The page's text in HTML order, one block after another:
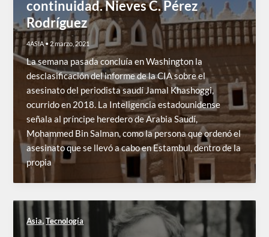
continuidad. Nieves C. Pérez
Rodríguez
4ASIA• 2 marzo, 2021
La semana pasada concluía en Washington la
desclasificación del informe de la CIA sobre el
asesinato del periodista saudí Jamal Khashoggi,
ocurrido en 2018. La Inteligencia estadounidense
señala al príncipe heredero de Arabia Saudí,
Mohammed Bin Salman, como la persona que ordenó el
asesinato que se llevó a cabo en Estambul, dentro de la
propia
Asia,Tecnología